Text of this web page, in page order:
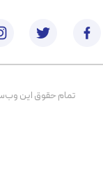
تمام حقوق اين